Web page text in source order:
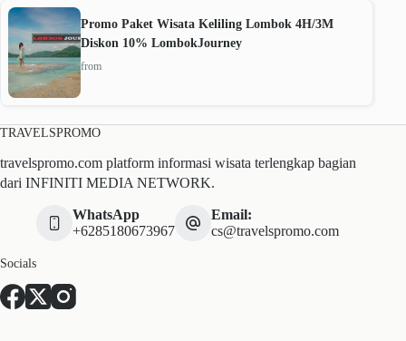
Promo Paket Wisata Keliling Lombok 4H/3M
Diskon 10% LombokJourney
from
TRAVELSPROMO
travelspromo.com platform informasi wisata terlengkap bagian
dari INFINITI MEDIA NETWORK.
WhatsApp
+6285180673967
Email:
cs@travelspromo.com
Socials